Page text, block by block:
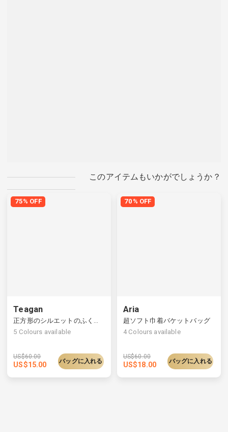
このアイテムもいかがでしょうか？
75% OFF
Teagan
5 Colours available
US$60.00
US$15.00 バッグに入れる
70% OFF
Aria
超ソフト巾着バケットバッグ
4 Colours available
US$60.00
US$18.00 バッグに入れる